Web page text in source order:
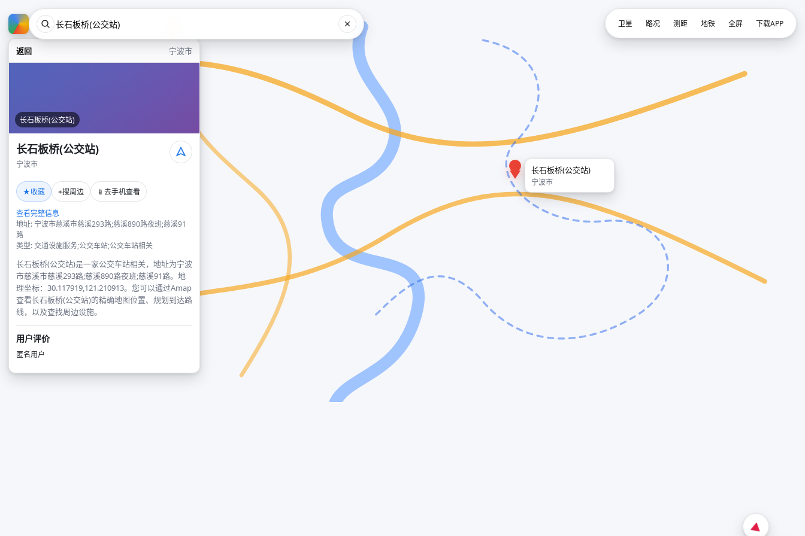
返回 宁波市
长石板桥(公交站)
长石板桥(公交站)
宁波市
★收藏 ⌖搜周边 📱 去手机查看
查看完整信息
地址: 宁波市慈溪市慈溪293路;慈溪890路夜班;慈溪91
路
类型: 交通设施服务;公交车站;公交车站相关
长石板桥(公交站)是一家公交车站相关，地址为宁波
市慈溪市慈溪293路;慈溪890路夜班;慈溪91路。地
理坐标：30.117919,121.210913。您可以通过Amap
查看长石板桥(公交站)的精确地图位置、规划到达路
线，以及查找周边设施。
用户评价
匿名用户
长石板桥(公交站)
宁波市
卫星 路况 测距 地铁 全屏 下载APP